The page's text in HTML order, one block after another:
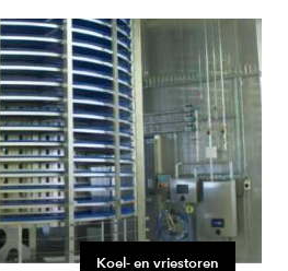
Koel- en vriestoren